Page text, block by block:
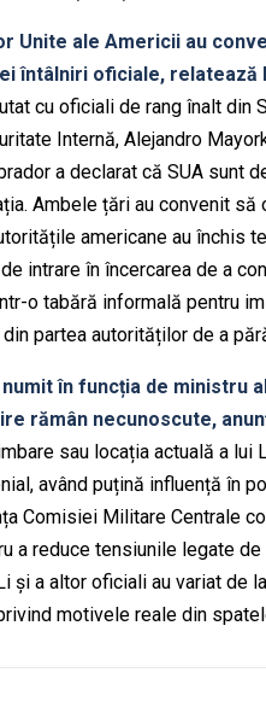
Unite ale Americii au
întâlniri oficiale, relatează
cu oficiali de rang înalt din
Internă, Alejandro
a declarat că SUA sunt
Ambele țări au convenit
americane au închis
intrare în încercarea de a
o tabără informală pentru
partea autorităților de a
în funcția de ministru
rămân necunoscute,
sau locația actuală a lui
având puțină influență în
Comisiei Militare Centrale
a reduce tensiunile legate de
și a altor oficiali au variat de
motivele reale din